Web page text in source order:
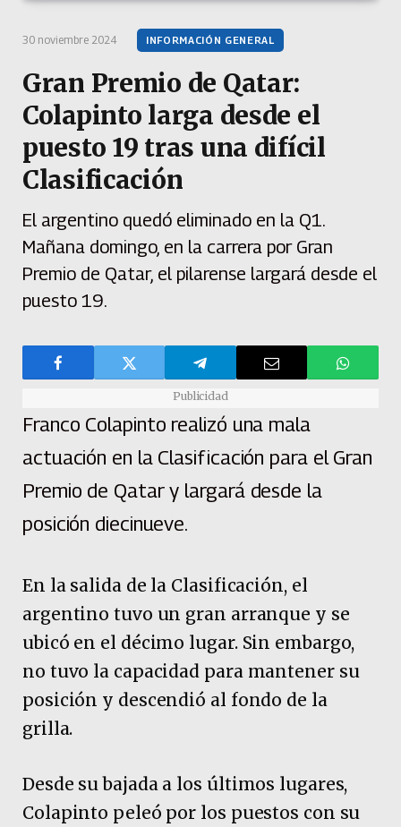
30 noviembre 2024 INFORMACIÓN GENERAL
Gran Premio de Qatar:
Colapinto larga desde el
puesto 19 tras una difícil
Clasificación
El argentino quedó eliminado en la Q1.
Mañana domingo, en la carrera por Gran
Premio de Qatar, el pilarense largará desde el
puesto 19.
Publicidad
Franco Colapinto realizó una mala
actuación en la Clasificación para el Gran
Premio de Qatar y largará desde la
posición diecinueve.
En la salida de la Clasificación, el
argentino tuvo un gran arranque y se
ubicó en el décimo lugar. Sin embargo,
no tuvo la capacidad para mantener su
posición y descendió al fondo de la
grilla.
Desde su bajada a los últimos lugares,
Colapinto peleó por los puestos con su